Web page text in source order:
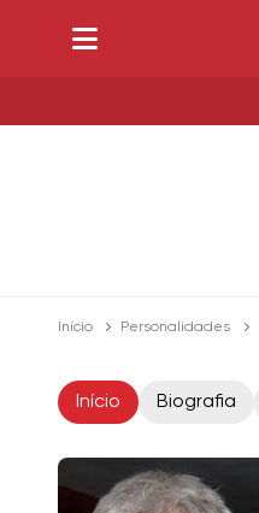
Início Personalidades
Início Biografia